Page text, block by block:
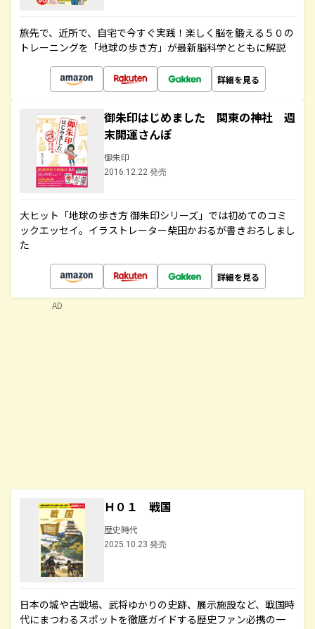
旅先で、近所で、自宅で今すぐ実践！楽しく脳を鍛える５０の
トレーニングを「地球の歩き方」が最新脳科学とともに解説
詳細を見る
御朱印はじめました 関東の神社 週
末開運さんぽ
御朱印
2016.12.22 発売
大ヒット「地球の歩き方 御朱印シリーズ」では初めてのコミ
ックエッセイ。イラストレーター柴田かおるが書きおろしまし
た
詳細を見る
Ｈ０１ 戦国
歴史時代
2025.10.23 発売
日本の城や古戦場、武将ゆかりの史跡、展示施設など、戦国時
代にまつわるスポットを徹底ガイドする歴史ファン必携の一
AD